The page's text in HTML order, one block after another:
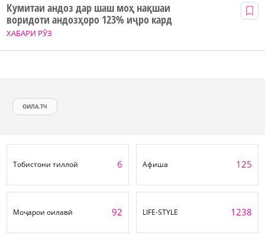
ХАБАРИ РӮЗ
Кумитаи андоз дар шаш моҳ нақшаи
воридоти андозҳоро 123% иҷро кард
ОИЛА.ТЧ
Тобистони тиллоӣ 6 Афиша 125
Моҷарои оилавӣ 92 LIFE-STYLE 1238